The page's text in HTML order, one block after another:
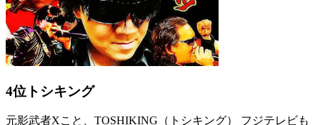
4位 トシキング
元影武者Xこと、TOSHIKING（トシキング） フジテレビも